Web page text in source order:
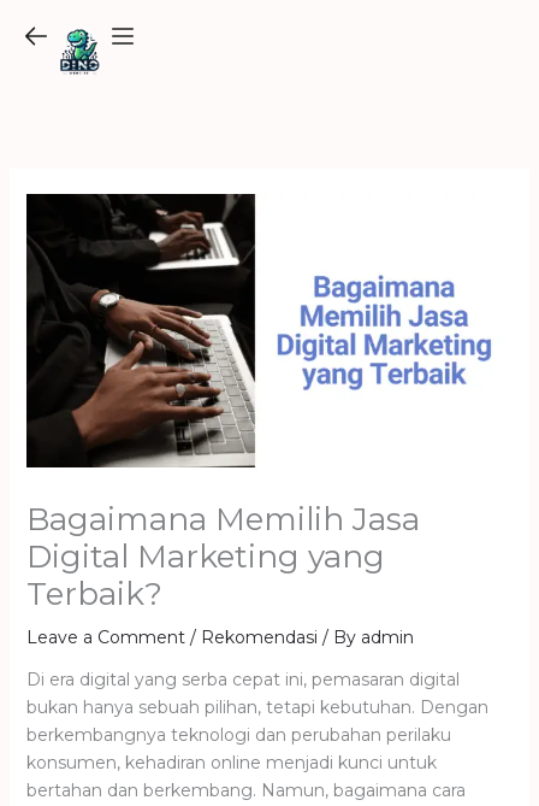
content
Bagaimana Memilih Jasa
Digital Marketing yang
Terbaik?
Leave a Comment / Rekomendasi / By admin
Di era digital yang serba cepat ini, pemasaran digital
bukan hanya sebuah pilihan, tetapi kebutuhan. Dengan
berkembangnya teknologi dan perubahan perilaku
konsumen, kehadiran online menjadi kunci untuk
bertahan dan berkembang. Namun, bagaimana cara